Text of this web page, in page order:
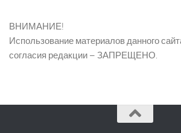
ВНИМАНИЕ!
Использование материалов данного
согласия редакции – ЗАПРЕЩЕНО.